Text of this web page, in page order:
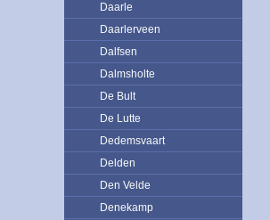
Daarle
Daarlerveen
Dalfsen
Dalmsholte
De Bult
De Lutte
Dedemsvaart
Delden
Den Velde
Denekamp